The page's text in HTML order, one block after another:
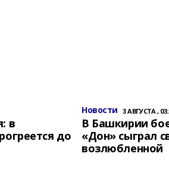
в
до
Новости 3 АВГУСТА ,
В Башкирии
«Дон» сыграл
возлюбленной